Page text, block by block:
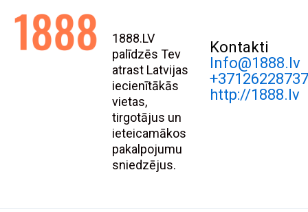
1888.LV
palīdzēs Tev
atrast Latvijas
iecienītākās
vietas,
tirgotājus un
ieteicamākos
pakalpojumu
sniedzējus.
Kontakti
Info@1888.lv
http://1888.lv